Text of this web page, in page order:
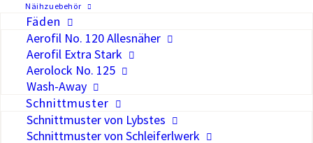
Näihzuebehör
Fäden
Aerofil No. 120 Allesnäher
Aerofil Extra Stark
Aerolock No. 125
Wash-Away
Schnittmuster
Schnittmuster von Lybstes
Schnittmuster von Schleiferlwerk
Auf die Wunschliste
Wunderschöner leichter Jersey mit
Waffeln. Eignet sich schön zum
kombinieren, auch als Bündchen
Breite
Gewicht
294 g/lm